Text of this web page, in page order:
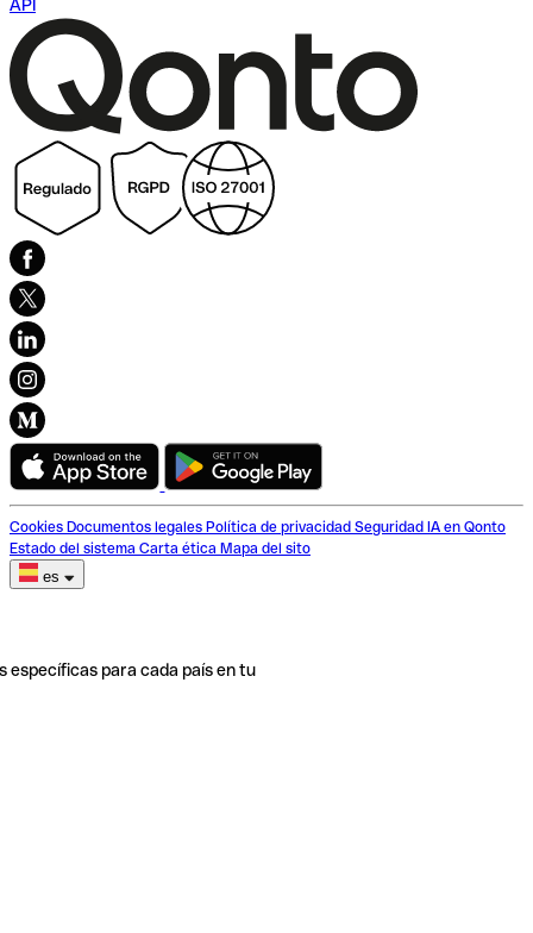
API
Cookies Documentos legales Política de privacidad Seguridad IA en Qonto
Estado del sistema Carta ética Mapa del sito
es
específicas para cada país en tu